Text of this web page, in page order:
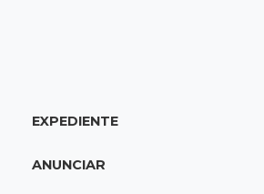
20:15Pedro Juan Caballero
ligada a laboratório ilegal
EXPEDIENTE
ANUNCIAR